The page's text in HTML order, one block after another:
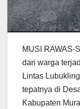
MUSI RAWAS-
dari warga
Lintas
tepatnya di
Kabupaten